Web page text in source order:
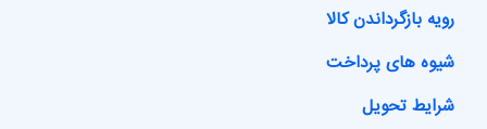
رویه بازگرداندن کالا
شیوه های پرداخت
شرایط تحویل